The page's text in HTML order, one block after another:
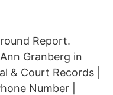
Report.
Granberg in
& Court Records |
Number |